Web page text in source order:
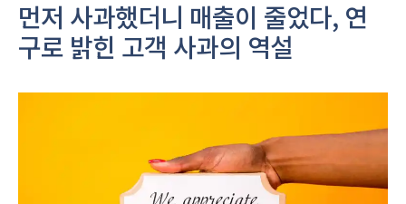
먼저 사과했더니 매출이 줄었다, 연
구로 밝힌 고객 사과의 역설